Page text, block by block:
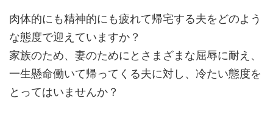
肉体的にも精神的にも疲れて帰宅する夫をどのよう
な態度で迎えていますか？
家族のため、妻のためにとさまざまな屈辱に耐え、
一生懸命働いて帰ってくる夫に対し、冷たい態度を
とってはいませんか？